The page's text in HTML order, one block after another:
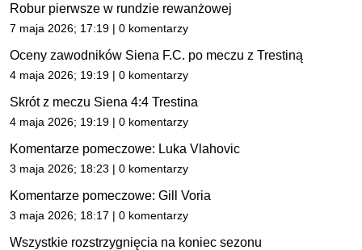
Robur pierwsze w rundzie rewanżowej
7 maja 2026; 17:19 | 0 komentarzy
Oceny zawodników Siena F.C. po meczu z Trestiną
4 maja 2026; 19:19 | 0 komentarzy
Skrót z meczu Siena 4:4 Trestina
4 maja 2026; 19:19 | 0 komentarzy
Komentarze pomeczowe: Luka Vlahovic
3 maja 2026; 18:23 | 0 komentarzy
Komentarze pomeczowe: Gill Voria
3 maja 2026; 18:17 | 0 komentarzy
Wszystkie rozstrzygnięcia na koniec sezonu